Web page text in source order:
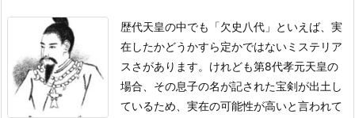
歴代天皇の中でも「欠史八代」といえば、実
在したかどうかすら定かではないミステリア
スさがあります。 けれども第8代孝元天皇の
場合、その息子の名が記された宝剣が出土し
ているため、実在の可能性が高いと言われて